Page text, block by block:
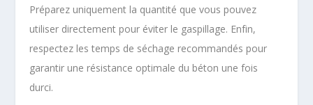
Préparez uniquement la quantité que vous pouvez
utiliser directement pour éviter le gaspillage. Enfin,
respectez les temps de séchage recommandés pour
garantir une résistance optimale du béton une fois
durci.